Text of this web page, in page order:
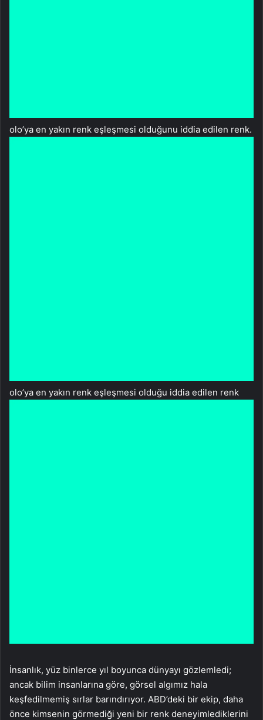
olo’ya en yakın renk eşleşmesi olduğunu iddia edilen renk.
olo’ya en yakın renk eşleşmesi olduğu iddia edilen renk
İnsanlık, yüz binlerce yıl boyunca dünyayı gözlemledi;
ancak bilim insanlarına göre, görsel algımız hala
keşfedilmemiş sırlar barındırıyor. ABD’deki bir ekip, daha
önce kimsenin görmediği yeni bir renk deneyimlediklerini